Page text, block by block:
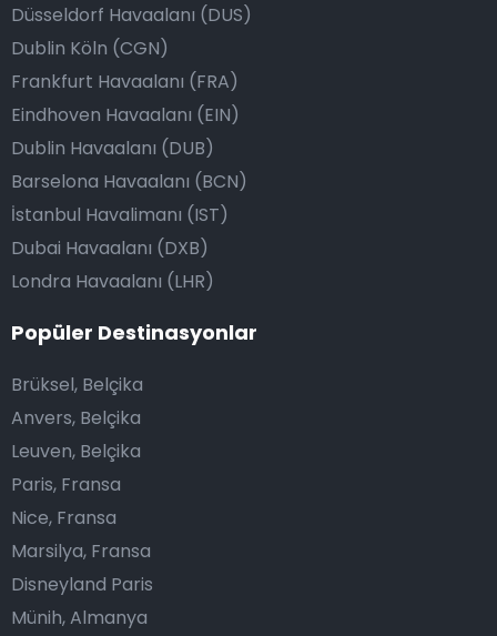
Düsseldorf Havaalanı (DUS)
Dublin Köln (CGN)
Frankfurt Havaalanı (FRA)
Eindhoven Havaalanı (EIN)
Dublin Havaalanı (DUB)
Barselona Havaalanı (BCN)
İstanbul Havalimanı (IST)
Dubai Havaalanı (DXB)
Londra Havaalanı (LHR)
Popüler Destinasyonlar
Brüksel, Belçika
Anvers, Belçika
Leuven, Belçika
Paris, Fransa
Nice, Fransa
Marsilya, Fransa
Disneyland Paris
Münih, Almanya